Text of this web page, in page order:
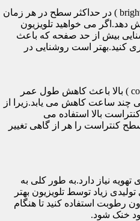
تنظیمات روشنایی تلویزیون (brightness ) در حداکثر سطح در هر زمان
دهد.اگر می خواهید تلویزیون
بیش از حد صفحه که باعث
است روشنایی در
استفاده از سطح کنتراست (contrast ) بالا باعث کاهش طول عمر
ساعت کاهش می یابد.زیرا از
بالا استفاده می
کنتراست را هر از گاهی تغییر
نیاز دارد.به طور کلی به
زیاد توسط تلویزیون بهتر
رطوبت استفاده کنید تا هنگام
خنک شود.